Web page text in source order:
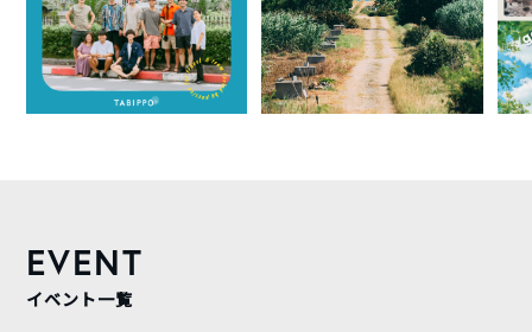
EVENT
イベント一覧